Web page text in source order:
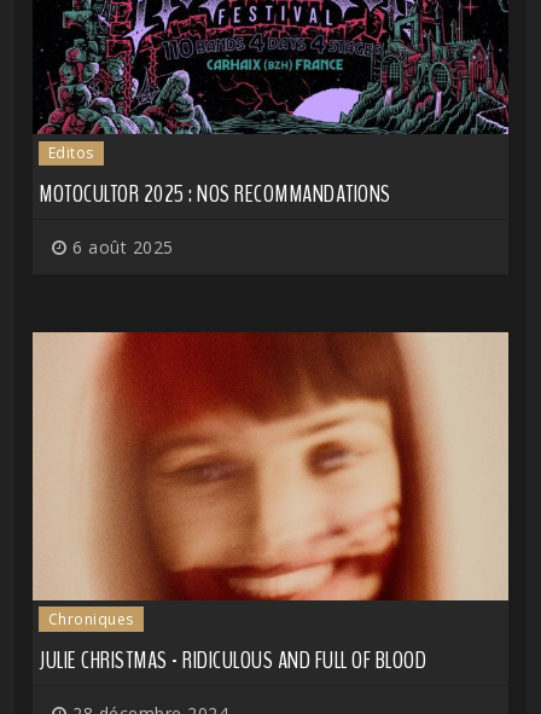
Editos
MOTOCULTOR 2025 : NOS RECOMMANDATIONS
6 août 2025
Chroniques
JULIE CHRISTMAS - RIDICULOUS AND FULL OF BLOOD